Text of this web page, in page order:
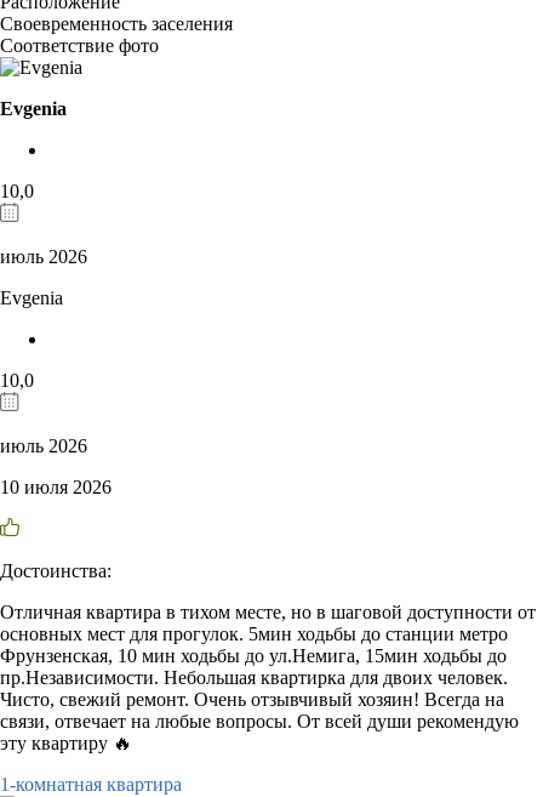
Своевременность заселения
Соответствие фото
Evgenia
10,0
июль 2026
Evgenia
10,0
июль 2026
10 июля 2026
Достоинства:
Отличная квартира в тихом месте, но в шаговой доступности от
основных мест для прогулок. 5мин ходьбы до станции метро
Фрунзенская, 10 мин ходьбы до ул.Немига, 15мин ходьбы до
пр.Независимости. Небольшая квартирка для двоих человек.
Чисто, свежий ремонт. Очень отзывчивый хозяин! Всегда на
связи, отвечает на любые вопросы. От всей души рекомендую
эту квартиру 🔥
1-комнатная квартира